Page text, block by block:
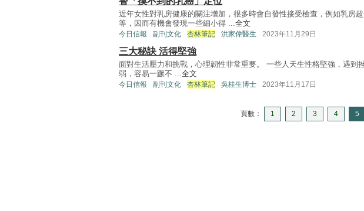
近年女性對乳房健康的關注增加，很多時會自發性接受檢查，例如乳房
等，因而有機會發現一些細小得 ...全文
今日信報 副刊文化 杏林筆記 洪家偉醫生 2023年11月29日
三大秘訣 活得堅強
面對生活壓力和挑戰，心理韌性非常重要。 一些人天生性格堅強，遇到
弱，容易一蹶不 ...全文
今日信報 副刊文化 杏林筆記 吳桂生博士 2023年11月17日
頁數： 1 2 3 4 5